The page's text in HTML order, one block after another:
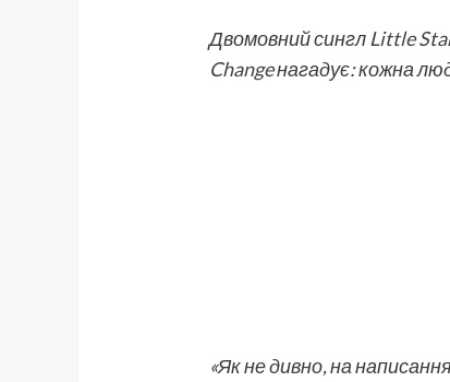
Двомовний сингл Little
Changeнагадує: кожна
«Як не дивно, на